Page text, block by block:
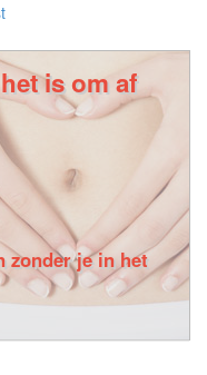
is om af
zonder je in het